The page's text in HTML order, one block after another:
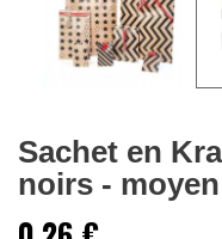
Sachet en
noirs -